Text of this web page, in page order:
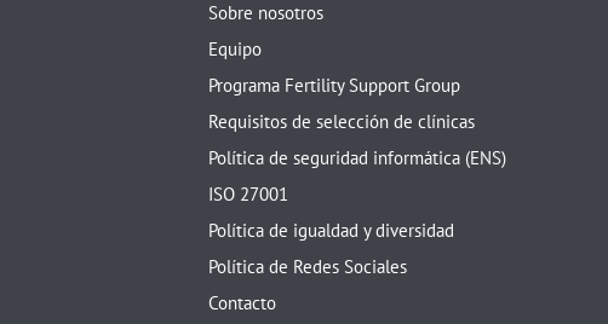
Sobre nosotros
Equipo
Programa Fertility Support Group
Requisitos de selección de clínicas
Política de seguridad informática (ENS)
ISO 27001
Política de igualdad y diversidad
Política de Redes Sociales
Contacto